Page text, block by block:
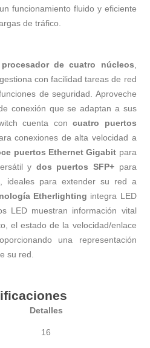
funcionamiento fluido y eficiente
de tráfico.
procesador de cuatro núcleos,
gestiona con facilidad tareas de red
de seguridad. Aproveche
conexión que se adaptan a sus
cuenta concuatro puertos
conexiones de alta velocidad a
puertos Ethernet Gigabit para
y dos puertos SFP+ para
ideales para extender su red a
Etherlighting integra LED
LED muestran información vital
el estado de la velocidad/enlace
una representación
su red.
Detalles
16